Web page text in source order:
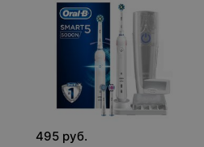
495 руб.